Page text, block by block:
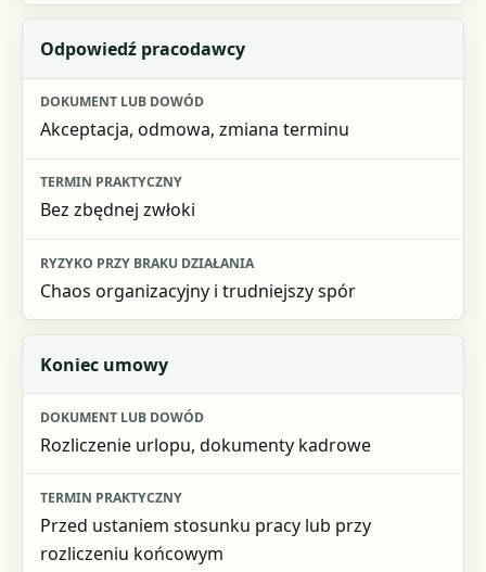
Odpowiedź pracodawcy
Akceptacja, odmowa, zmiana terminu
Bez zbędnej zwłoki
Chaos organizacyjny i trudniejszy spór
Koniec umowy
Rozliczenie urlopu, dokumenty kadrowe
Przed ustaniem stosunku pracy lub przy
rozliczeniu końcowym